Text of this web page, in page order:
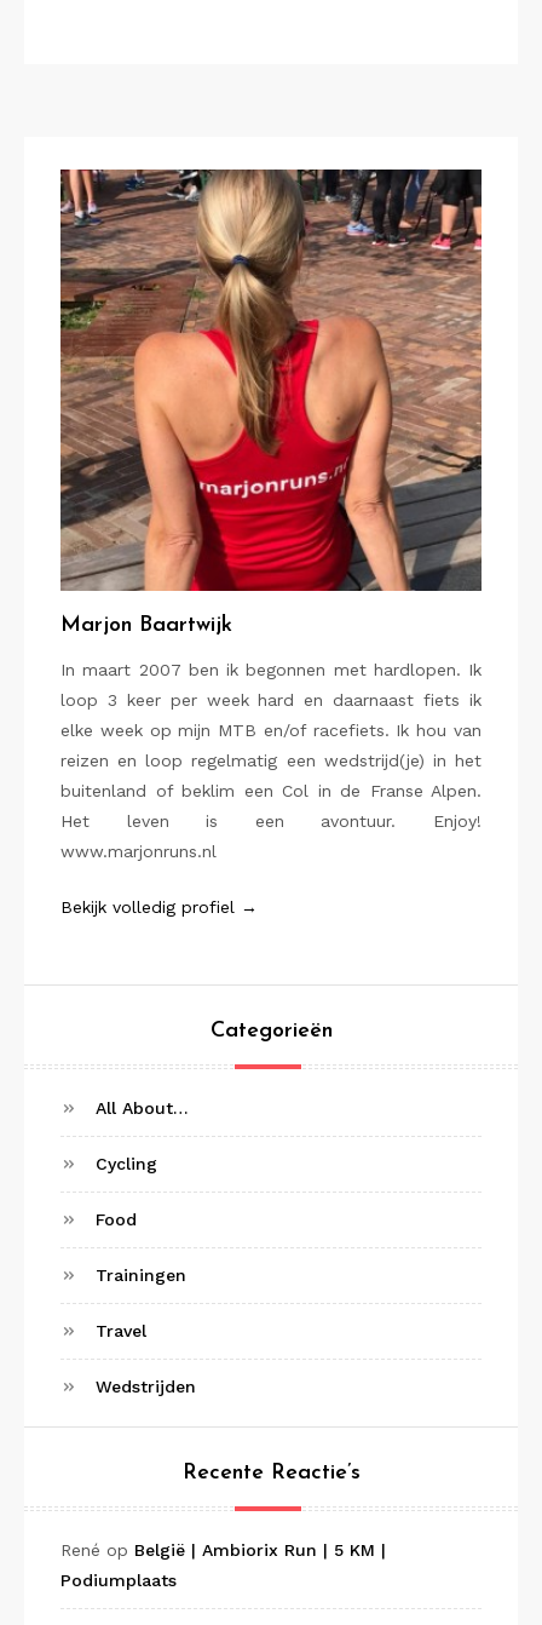
Marjon Baartwijk
In maart 2007 ben ik begonnen met hardlopen. Ik
loop 3 keer per week hard en daarnaast fiets ik
elke week op mijn MTB en/of racefiets. Ik hou van
reizen en loop regelmatig een wedstrijd(je) in het
buitenland of beklim een Col in de Franse Alpen.
Het leven is een avontuur. Enjoy!
www.marjonruns.nl
Bekijk volledig profiel →
Categorieën
All About…
Cycling
Food
Trainingen
Travel
Wedstrijden
Recente Reactie’s
René op België | Ambiorix Run | 5 KM |
Podiumplaats